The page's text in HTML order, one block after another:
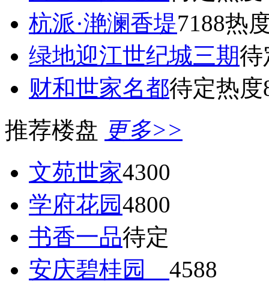
杭派·滟澜香堤7188热
绿地迎江世纪城三期待
财和世家名都待定热度
推荐楼盘 更多>>
文苑世家4300
学府花园4800
书香一品待定
安庆碧桂园 4588